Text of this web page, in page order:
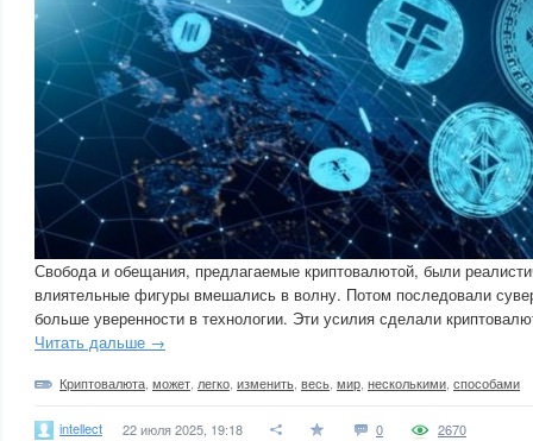
Свобода и обещания, предлагаемые криптовалютой, были
влиятельные фигуры вмешались в волну. Потом последовали
больше уверенности в технологии. Эти усилия сделали
Читать дальше →
Криптовалюта может легко изменить весь мир несколькими способами
intellect 22 июля 2025, 19:18 0 2670